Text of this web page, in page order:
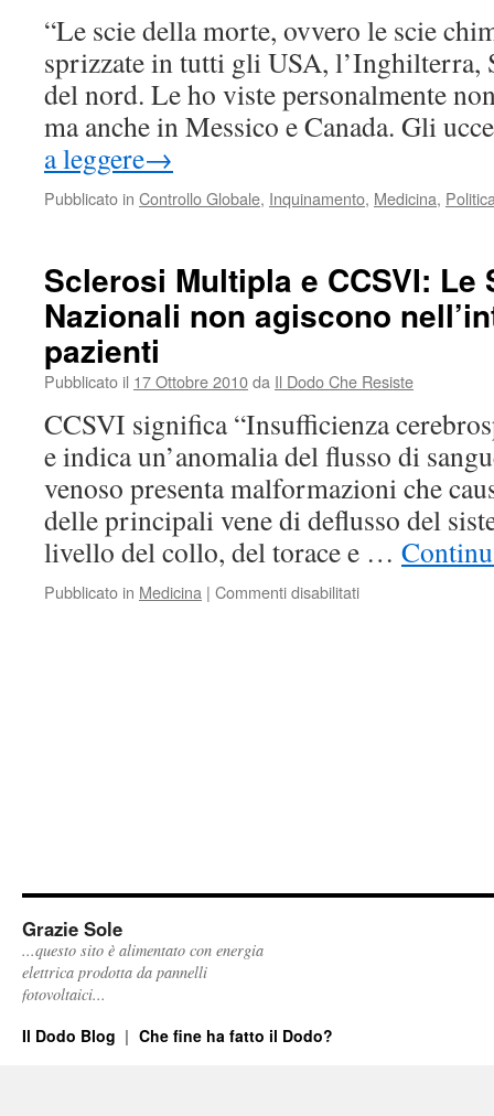
limitarne
l’uso
“Le scie della morte, ovvero le scie
sprizzate in tutti gli USA, l’Inghilterra,
del nord. Le ho viste personalmente
ma anche in Messico e Canada. Gli
a leggere→
Pubblicato in Controllo Globale, Inquinamento, Medicina,
Sclerosi Multipla e CCSVI: Le
Nazionali non agiscono
pazienti
Pubblicato il 17 Ottobre 2010da Il Dodo Che Resiste
CCSVI significa “Insufficienza
e indica un’anomalia del flusso di
venoso presenta malformazioni che
delle principali vene di deflusso del
livello del collo, del torace e …
Pubblicato in Medicina | Commenti disabilitatisu
Grazie Sole
...questo sito è alimentato con energia
elettrica prodotta da pannelli
fotovoltaici...
Il Dodo Blog Che fine ha fatto il Dodo?